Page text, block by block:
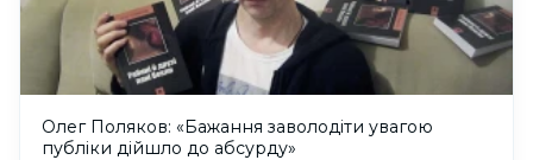
Олег Поляков: «Бажання заволодіти увагою
публіки дійшло до абсурду»